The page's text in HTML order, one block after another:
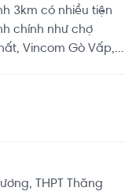
3km có nhiều tiện
chính như chợ
Vincom Gò Vấp,...
THPT Thăng